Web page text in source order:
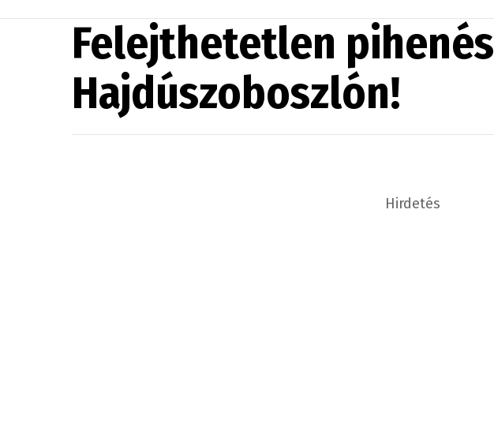
Felejthetetlen pihenés
Hajdúszoboszlón!
Hirdetés